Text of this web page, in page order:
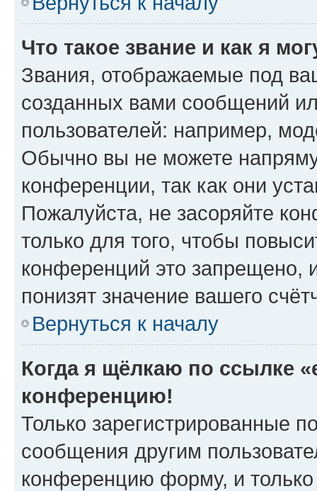
Что такое звание и как я
Звания, отображаемые под
созданных вами сообщений
пользователей: например,
Обычно вы не можете
конференции, так как они
Пожалуйста, не засоряйте
только для того, чтобы
конференций это запрещено,
понизят значение вашего
Вернуться к началу
Когда я щёлкаю по ссылке
конференцию!
Только зарегистрированные
сообщения другим
конференцию форму, и